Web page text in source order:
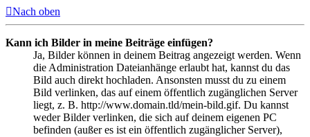
Nach oben
Kann ich Bilder in meine Beiträge einfügen?
Ja, Bilder können in deinem Beitrag angezeigt werden. Wenn
die Administration Dateianhänge erlaubt hat, kannst du das
Bild auch direkt hochladen. Ansonsten musst du zu einem
Bild verlinken, das auf einem öffentlich zugänglichen Server
liegt, z. B. http://www.domain.tld/mein-bild.gif. Du kannst
weder Bilder verlinken, die sich auf deinem eigenen PC
befinden (außer es ist ein öffentlich zugänglicher Server),